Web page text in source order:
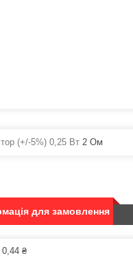
(+/-5%) 0,25 Вт 2 Ом
для замовлення
0,44 ₴